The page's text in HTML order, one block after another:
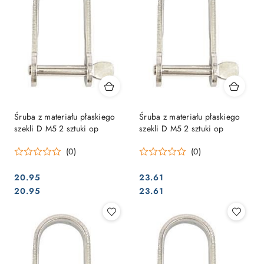
Śruba z materiału płaskiego
szekli D M5 2 sztuki op
(0)
Cena:
20.95
Cena:
20.95
Śruba z materiału płaskiego
szekli D M5 2 sztuki op
(0)
Cena:
23.61
Cena:
23.61